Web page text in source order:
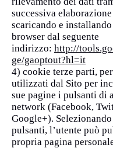
successiva
scaricando e
browser dal seguente
indirizzo: http://
ge/gaoptout?hl=it
4) cookie terze parti,
utilizzati dal Sito per
sue pagine i pulsanti di
network (Facebook,
Google+).
pulsanti, l’utente può
propria pagina